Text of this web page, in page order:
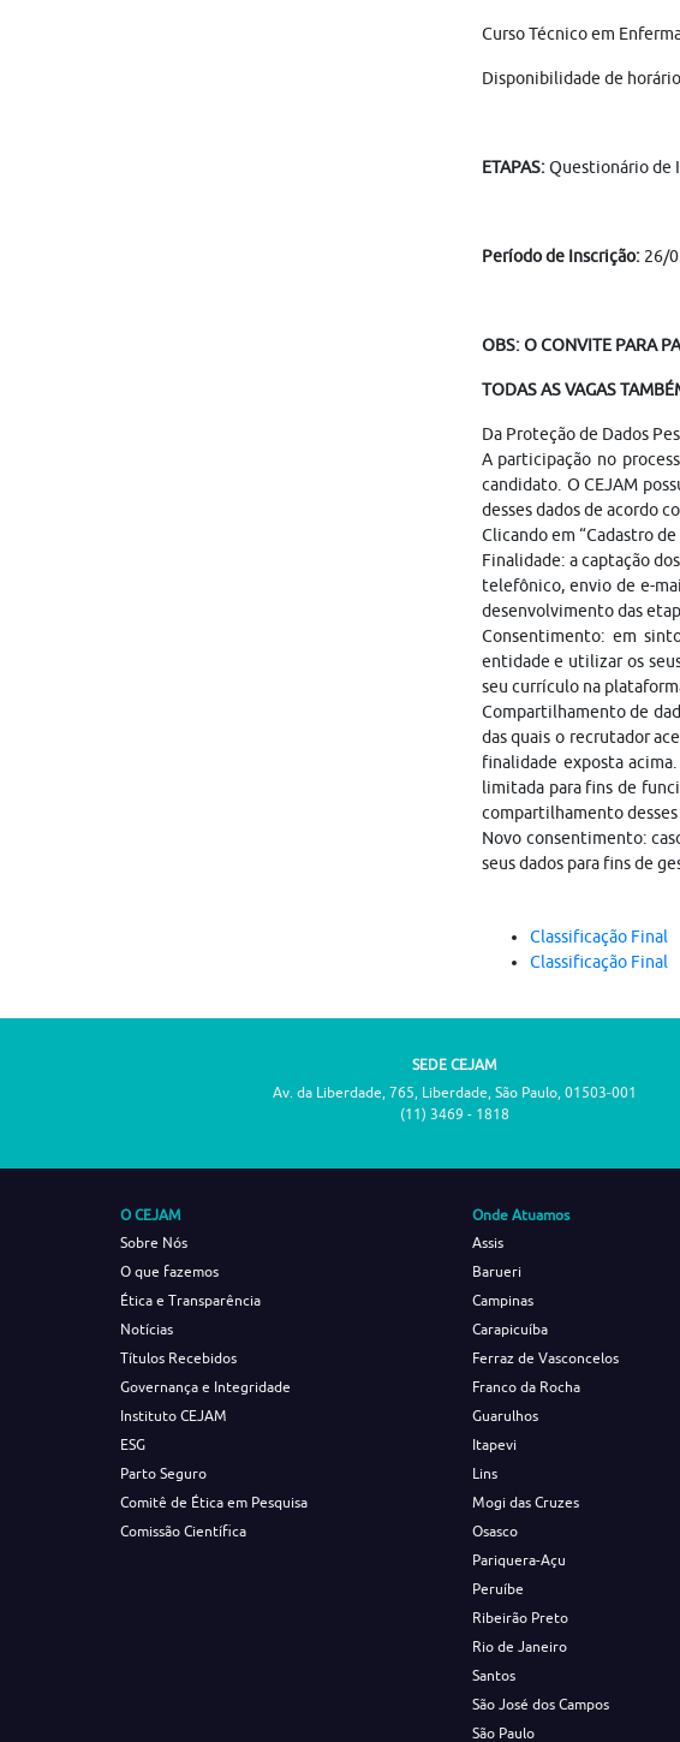
Curso Técnico em
Disponibilidade de
ETAPAS:Questionário de
Período de Inscrição: 26/
OBS: O CONVITE PARA
TODAS AS VAGAS
Da Proteção de Dados
A participação no
candidato. O CEJAM
desses dados de acordo
Clicando em “Cadastro
Finalidade: a captação
telefônico, envio de e-
desenvolvimento das
Consentimento: em
entidade e utilizar os
seu currículo na
Compartilhamento de
das quais o recrutador
finalidade exposta
limitada para fins de
compartilhamento desses
Novo consentimento:
seus dados para fins de
Classificação Final
Classificação Final
SEDE CEJAM
Av. da Liberdade, 765, Liberdade, São Paulo, 01503-001
(11) 3469 - 1818
O CEJAM
Sobre Nós
O que fazemos
Ética e Transparência
Notícias
Títulos Recebidos
Governança e Integridade
Instituto CEJAM
ESG
Parto Seguro
Comitê de Ética em Pesquisa
Comissão Científica
Onde Atuamos
Assis
Barueri
Campinas
Carapicuíba
Ferraz de Vasconcelos
Franco da Rocha
Guarulhos
Itapevi
Lins
Mogi das Cruzes
Osasco
Pariquera-Açu
Peruíbe
Ribeirão Preto
Rio de Janeiro
Santos
São José dos Campos
São Paulo